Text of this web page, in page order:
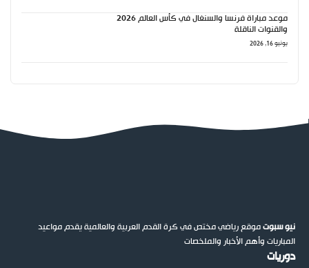
موعد مباراة فرنسا والسنغال في كأس العالم 2026
والقنوات الناقلة
يونيو 16, 2026
نيو سبوتموقع رياضي مختص في كرة القدم العربية والعالمية يقدم مواعيد
المباريات وأهم الأخبار والملخصات
دوريات